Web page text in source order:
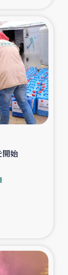
援
援事業
急支援
生計支援
改善事業
開始